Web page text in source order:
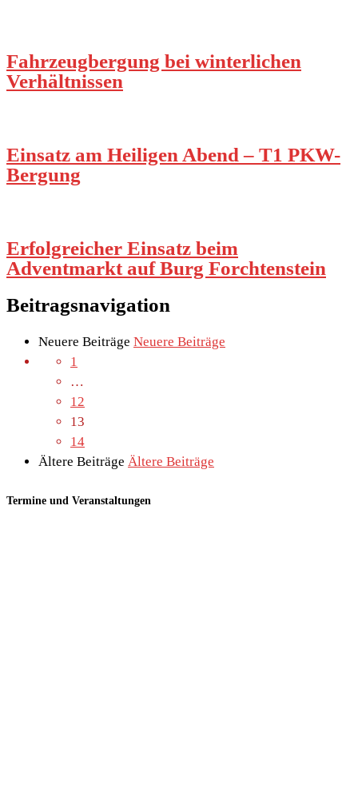
Fahrzeugbergung bei winterlichen
Verhältnissen
Einsatz am Heiligen Abend – T1 PKW-
Bergung
Erfolgreicher Einsatz beim
Adventmarkt auf Burg Forchtenstein
Beitragsnavigation
Neuere Beiträge Neuere Beiträge
1
…
12
13
14
Ältere Beiträge Ältere Beiträge
Termine und Veranstaltungen